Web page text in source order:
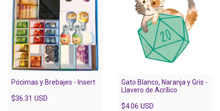
Pócimas y Brebajes - Insert
$36.31 USD
Gato Blanco, Naranja y Gris -
Llavero de Acrílico
$4.06 USD